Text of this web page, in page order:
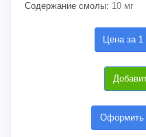
Содержание смолы: 10 мг
Цена за 1
Оформить